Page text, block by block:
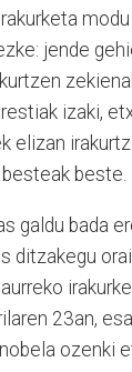
jende
izaki,
elizan
beste.
galdu bada
ditzakegu
23an,
ozenki